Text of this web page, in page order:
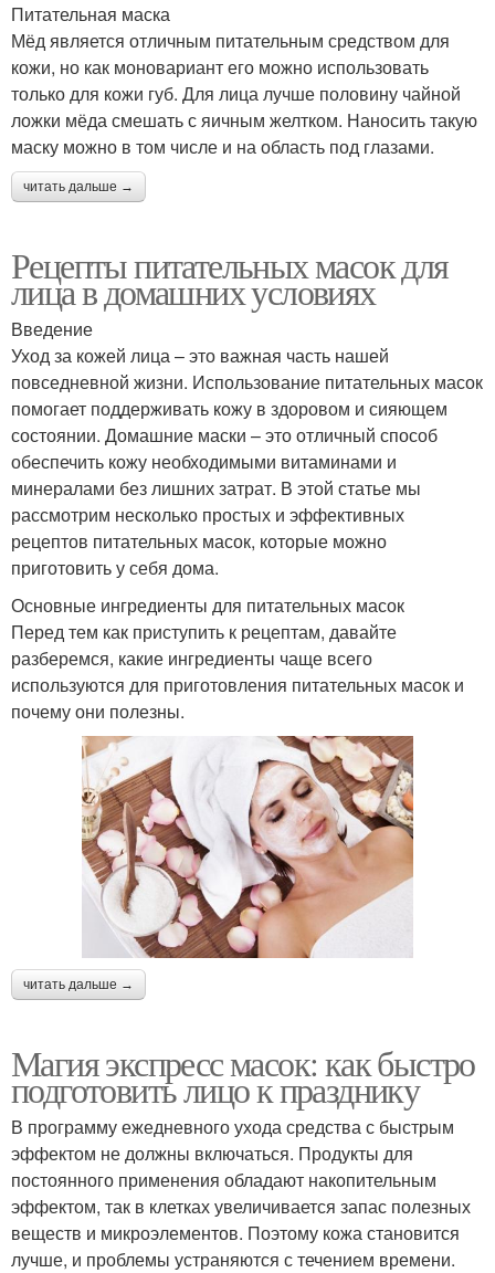
Питательная маска
Мёд является отличным питательным средством для
кожи, но как моновариант его можно использовать
только для кожи губ. Для лица лучше половину чайной
ложки мёда смешать с яичным желтком. Наносить такую
маску можно в том числе и на область под глазами.
читать дальше →
Рецепты питательных масок для
лица в домашних условиях
Введение
Уход за кожей лица – это важная часть нашей
повседневной жизни. Использование питательных масок
помогает поддерживать кожу в здоровом и сияющем
состоянии. Домашние маски – это отличный способ
обеспечить кожу необходимыми витаминами и
минералами без лишних затрат. В этой статье мы
рассмотрим несколько простых и эффективных
рецептов питательных масок, которые можно
приготовить у себя дома.
Основные ингредиенты для питательных масок
Перед тем как приступить к рецептам, давайте
разберемся, какие ингредиенты чаще всего
используются для приготовления питательных масок и
почему они полезны.
читать дальше →
Магия экспресс масок: как быстро
подготовить лицо к празднику
В программу ежедневного ухода средства с быстрым
эффектом не должны включаться. Продукты для
постоянного применения обладают накопительным
эффектом, так в клетках увеличивается запас полезных
веществ и микроэлементов. Поэтому кожа становится
лучше, и проблемы устраняются с течением времени.